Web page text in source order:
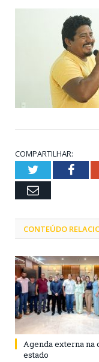
COMPARTILHAR:
Twitter
Email
CONTEÚDO
Agenda externa na
estado